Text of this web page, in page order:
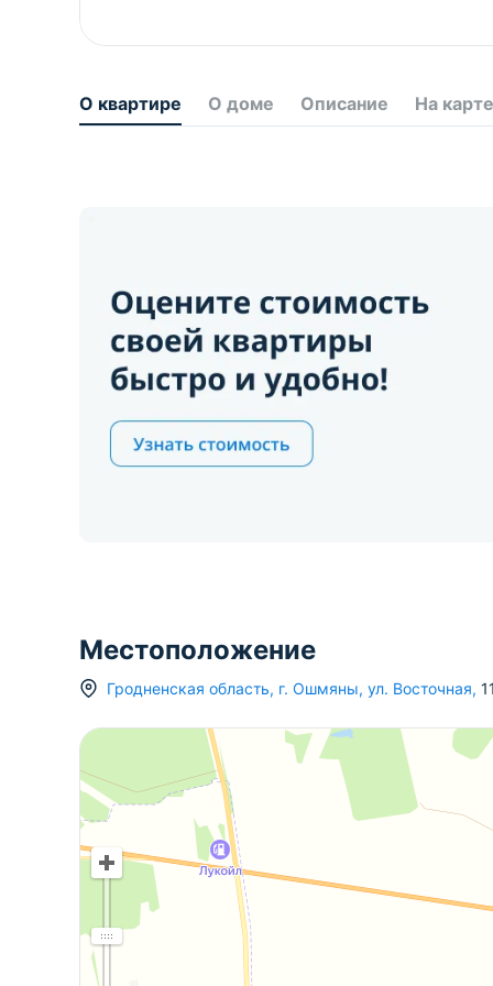
О квартире О доме Описание На карте
Местоположение
Гродненская область, г. Ошмяны, ул. Восточная,